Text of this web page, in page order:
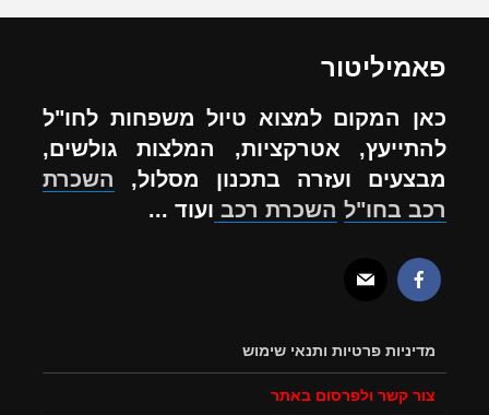
פאמיליטור
כאן המקום למצוא טיול משפחות לחו"ל
להתייעץ, אטרקציות, המלצות גולשים,
מבצעים ועזרה בתכנון מסלול, השכרת
רכב בחו"ל השכרת רכב ועוד ...
מדיניות פרטיות ותנאי שימוש
צור קשר ולפרסום באתר